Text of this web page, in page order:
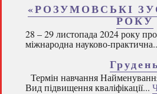
«РОЗУМОВСЬКІ
РОКУ
28 – 29 листопада 2024 року
міжнародна науково-
Грудень
Термін навчання
Вид підвищення кваліфікації...